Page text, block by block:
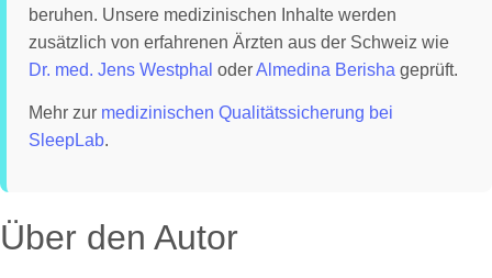
beruhen. Unsere medizinischen Inhalte werden
zusätzlich von erfahrenen Ärzten aus der Schweiz wie
Dr. med. Jens Westphal oderAlmedina Berisha geprüft.
Mehr zur medizinischen Qualitätssicherung bei
SleepLab.
Über den Autor